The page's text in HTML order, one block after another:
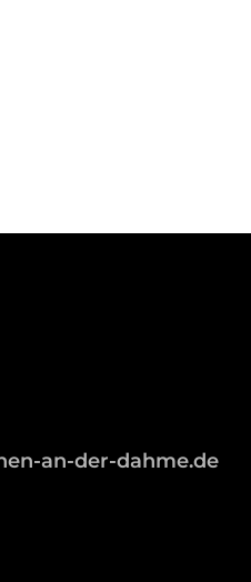
an-der-dahme.de